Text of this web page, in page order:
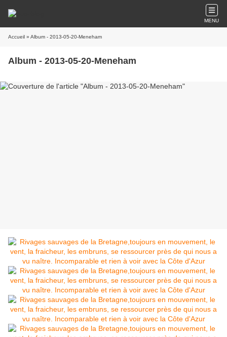
MENU
Accueil » Album - 2013-05-20-Meneham
Album - 2013-05-20-Meneham